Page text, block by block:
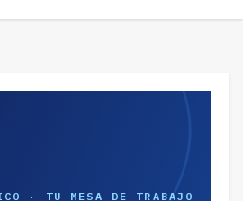
· TU MESA DE TRABAJO